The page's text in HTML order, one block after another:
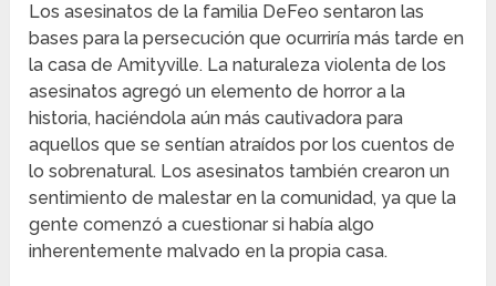
Los asesinatos de la familia DeFeo sentaron las
bases para la persecución que ocurriría más tarde en
la casa de Amityville. La naturaleza violenta de los
asesinatos agregó un elemento de horror a la
historia, haciéndola aún más cautivadora para
aquellos que se sentían atraídos por los cuentos de
lo sobrenatural. Los asesinatos también crearon un
sentimiento de malestar en la comunidad, ya que la
gente comenzó a cuestionar si había algo
inherentemente malvado en la propia casa.